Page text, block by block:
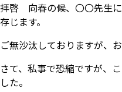
拝啓 向春の候、〇〇先生
存じます。
ご無沙汰しておりますが、
さて、私事で恐縮ですが、
した。